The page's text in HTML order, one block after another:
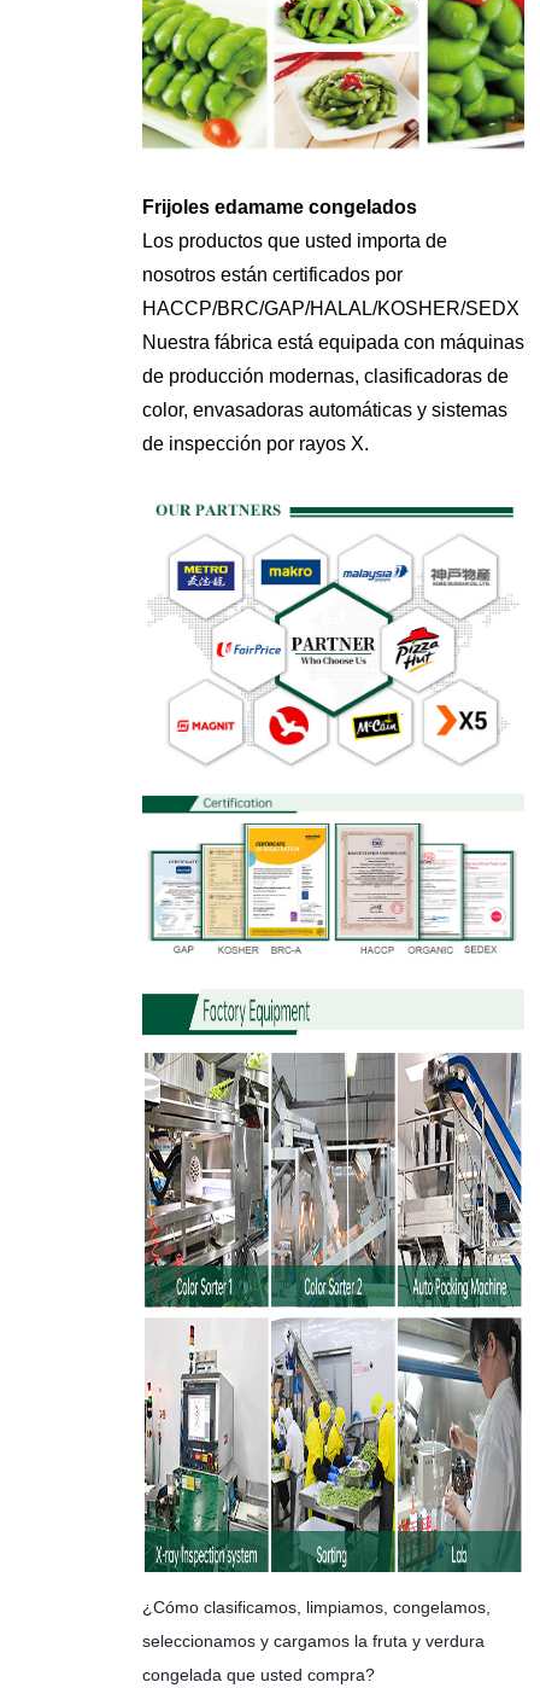
Frijoles edamame congelados
Los productos que usted importa de
nosotros están certificados por
HACCP/BRC/GAP/HALAL/KOSHER/SEDX
Nuestra fábrica está equipada con máquinas
de producción modernas, clasificadoras de
color, envasadoras automáticas y sistemas
de inspección por rayos X.
¿Cómo clasificamos, limpiamos, congelamos,
seleccionamos y cargamos la fruta y verdura
congelada que usted compra?